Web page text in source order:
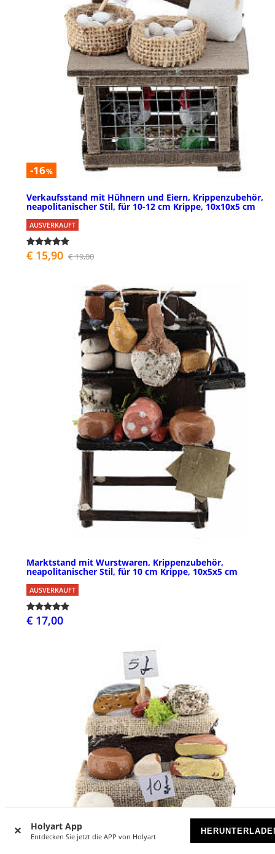
Holyart App
Entdecken Sie jetzt die APP von Holyart
-16%
Verkaufsstand mit Hühnern und Eiern, Krippenzubehör,
neapolitanischer Stil, für 10-12 cm Krippe, 10x10x5 cm
AUSVERKAUFT
€ 15,90 € 19,00
Marktstand mit Wurstwaren, Krippenzubehör,
neapolitanischer Stil, für 10 cm Krippe, 10x5x5 cm
AUSVERKAUFT
€ 17,00